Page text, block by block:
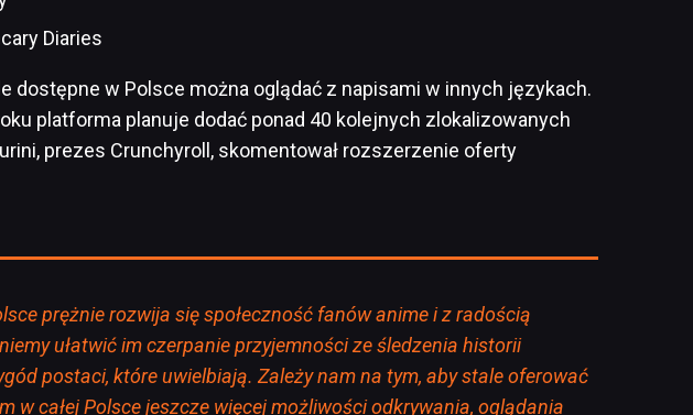
Diaries
dostępne w Polsce można oglądać z napisami w innych językach.
platforma planuje dodać ponad 40 kolejnych zlokalizowanych
prezes Crunchyroll, skomentował rozszerzenie oferty
prężnie rozwija się społeczność fanów anime i z radością
ułatwić im czerpanie przyjemności ze śledzenia historii
postaci, które uwielbiają. Zależy nam na tym, aby stale oferować
w całej Polsce jeszcze więcej możliwości odkrywania, oglądania